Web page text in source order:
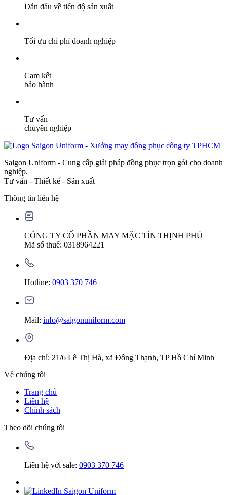
Dẫn đầu về tiến độ sản xuất
Tối ưu chi phí doanh nghiệp
Cam kết
bảo hành
Tư vấn
chuyên nghiệp
Saigon Uniform - Cung cấp giải pháp đồng phục trọn gói cho doanh
nghiệp.
Tư vấn - Thiết kế - Sản xuất
Thông tin liên hệ
CÔNG TY CỔ PHẦN MAY MẶC TÍN THỊNH PHÚ
Mã số thuế: 0318964221
Hotline: 0903 370 746
Mail: info@saigonuniform.com
Địa chỉ: 21/6 Lê Thị Hà, xã Đông Thạnh, TP Hồ Chí Minh
Về chúng tôi
Trang chủ
Liên hệ
Chính sách
Theo dõi chúng tôi
Liên hệ với sale: 0903 370 746